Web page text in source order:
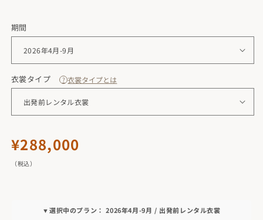
期間
衣裳タイプ ? 衣裳タイプとは
通
常
価
¥288,000
（税込）
▼選択中のプラン： 2026年4月-9月 / 出発前レンタル衣裳